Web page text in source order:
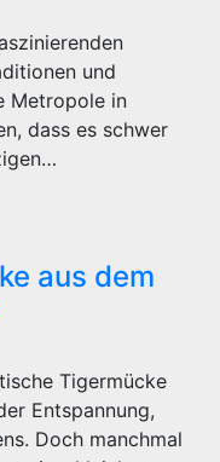
und
Metropole in
dass es schwer
aus dem
Tigermücke
Entspannung,
Doch manchmal